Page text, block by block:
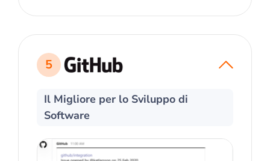
5
Il Migliore per lo Sviluppo di
Software